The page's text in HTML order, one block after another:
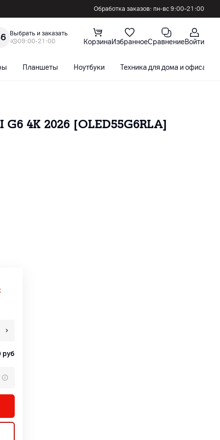
Обработка заказов: пн-вс 9:00–21:00
Выбрать и заказать
09:00-21:00
КорзинаИзбранноеСравнениеВойти
Планшеты Ноутбуки Техника для дома и офиса
4K 2026 [OLED55G6RLA]
руб